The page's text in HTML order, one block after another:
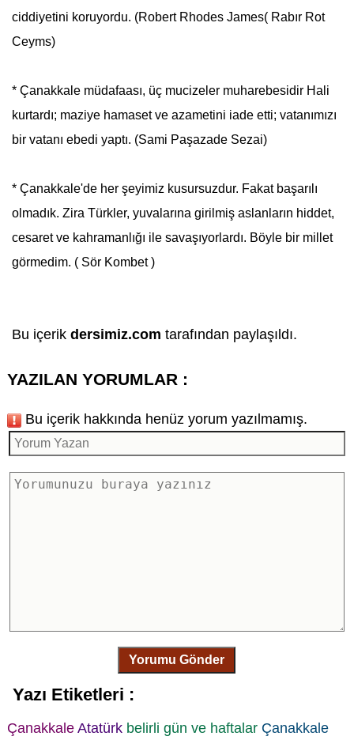
ciddiyetini koruyordu. (Robert Rhodes James( Rabır Rot
Ceyms)
* Çanakkalemüdafaası, üç mucizeler muharebesidir Hali
kurtardı; maziye hamaset ve azametini iade etti; vatanımızı
bir vatanı ebedi yaptı. (Sami Paşazade Sezai)
* Çanakkale'de her şeyimiz kusursuzdur. Fakat başarılı
olmadık. Zira Türkler, yuvalarına girilmiş aslanların hiddet,
cesaret ve kahramanlığı ile savaşıyorlardı. Böyle bir millet
görmedim. ( Sör Kombet )
Bu içerik dersimiz.com tarafından paylaşıldı.
YAZILAN YORUMLAR :
Bu içerik hakkında henüz yorum yazılmamış.
Yorumu Gönder
Yazı Etiketleri :
Çanakkale Atatürk belirli gün ve haftalar Çanakkale